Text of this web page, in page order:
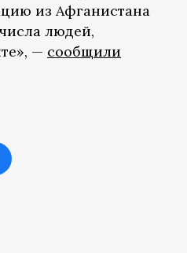
из Афганистана
людей,
— сообщили